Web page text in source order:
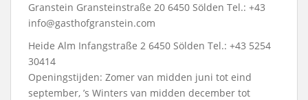
Granstein Gransteinstraße 20 6450 Sölden Tel.: +43
info@gasthofgranstein.com
Heide Alm Infangstraße 2 6450 Sölden Tel.: +43 5254
30414
Openingstijden: Zomer van midden juni tot eind
september, ’s Winters van midden december tot